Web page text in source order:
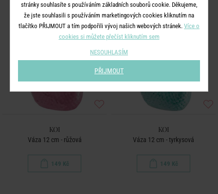
KOI
Váza 12 cm - růžová
149 Kč
KOI
Váza 12 cm - tyrkysová
149 Kč
stránky souhlasíte s používáním základních souborů cookie. Děkujeme,
že jste souhlasili s používáním marketingových cookies kliknutím na
tlačítko PŘIJMOUT a tím podpořili vývoj našich webových stránek. Více o
cookies si můžete přečíst kliknutím sem
NESOUHLASÍM
PŘIJMOUT